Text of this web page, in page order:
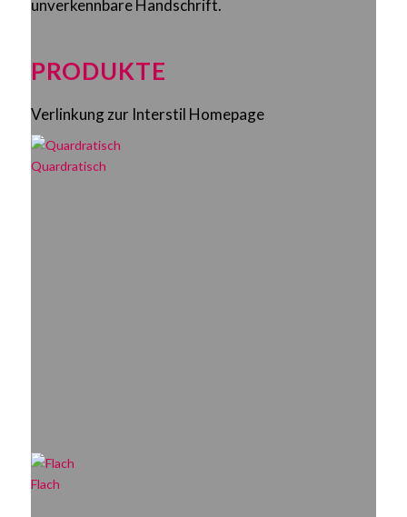
unverkennbare Handschrift.
PRODUKTE
Verlinkung zur Interstil Homepage
Quardratisch
Flach